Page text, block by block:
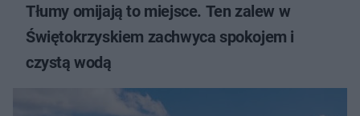
Tłumy omijają to miejsce. Ten zalew w
Świętokrzyskiem zachwyca spokojem i
czystą wodą